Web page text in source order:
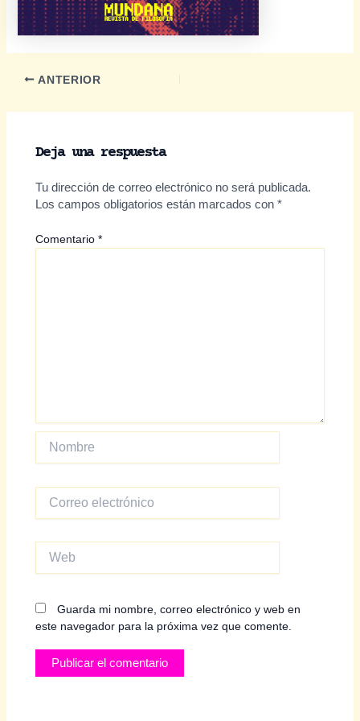
Navegación
entradas
ANTERIOR
Deja una respuesta
Tu dirección de correo electrónico no será publicada.
Los campos obligatorios están marcados con*
Comentario*
Nombre
electrónico
Guarda mi nombre, correo electrónico y web en
este navegador para la próxima vez que comente.